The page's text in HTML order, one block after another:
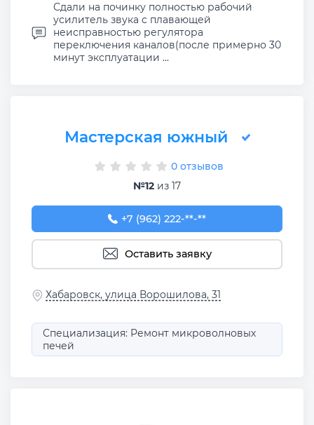
Сдали на починку полностью рабочий
усилитель звука с плавающей
неисправностью регулятора
переключения каналов(после примерно 30
минут эксплуатации ...
Мастерская южный
0 отзывов
№12 из 17
+7 (962) 222-20-57
+7 (962) 222-**-**
Оставить заявку
Хабаровск, улица Ворошилова, 31
Специализация: Ремонт микроволновых
печей